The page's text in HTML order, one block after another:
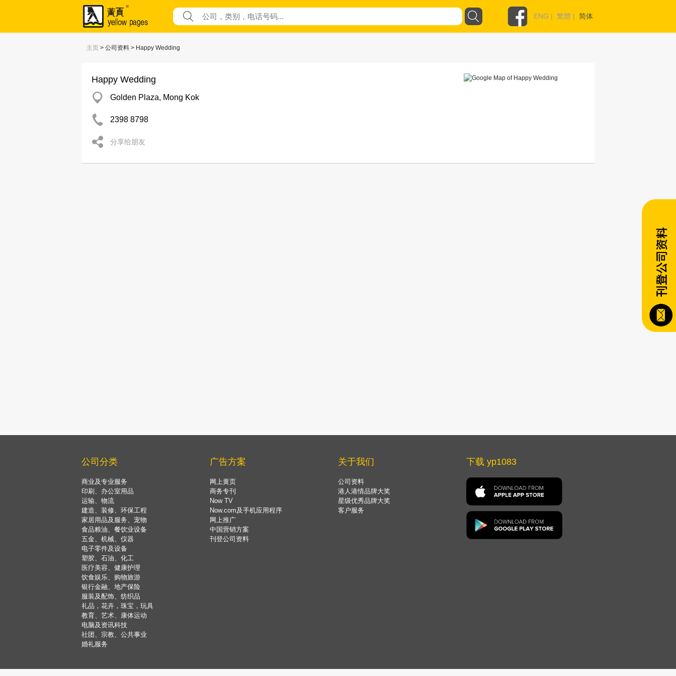
ENG | 繁體 | 简体
主页 > 公司资料 > Happy Wedding
Happy Wedding
Golden Plaza, Mong Kok
2398 8798
分享给朋友
公司分类
商业及专业服务
印刷、办公室用品
运输、物流
建造、装修、环保工程
家居用品及服务、宠物
食品粮油、餐饮业设备
五金、机械、仪器
电子零件及设备
塑胶、石油、化工
医疗美容、健康护理
饮食娱乐、购物旅游
银行金融、地产保险
服装及配饰、纺织品
礼品，花卉，珠宝，玩具
教育、艺术、康体运动
电脑及资讯科技
社团、宗教、公共事业
婚礼服务
广告方案
网上黄页
商务专刊
Now TV
Now.com及手机应用程序
网上推广
中国营销方案
刊登公司资料
关于我们
公司资料
港人港情品牌大奖
星级优秀品牌大奖
客户服务
下载 yp1083